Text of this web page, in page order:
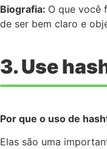
Biografia: O que você
de ser bem claro e
3. Use
Por que o uso de
Elas são uma